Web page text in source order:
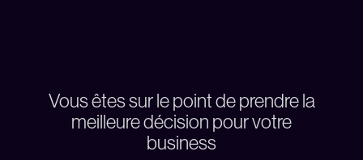
Vous êtes sur le point de prendre la
meilleure décision pour votre
business